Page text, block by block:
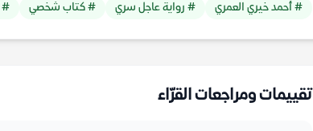
# أحمد خيري العمري # رواية عاجل سري # كتاب شخصي #
تقييمات ومراجعات القرّاء